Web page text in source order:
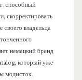
способный
скорректировать
своего владельца
немецкий бренд
который уже
модисток,